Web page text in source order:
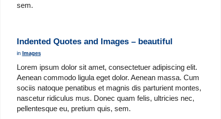
sem.
Indented Quotes and Images – beautiful
in Images
Lorem ipsum dolor sit amet, consectetuer adipiscing elit.
Aenean commodo ligula eget dolor. Aenean massa. Cum
sociis natoque penatibus et magnis dis parturient montes,
nascetur ridiculus mus. Donec quam felis, ultricies nec,
pellentesque eu, pretium quis, sem.